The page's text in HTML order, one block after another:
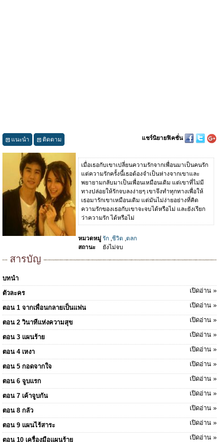
แนะนำ ติดตาม แชร์นิยายฟิคชั่น
เมื่อเธอกับเขาเปลี่ยนความรักจากเพื่อนมาเป็นคนรัก
แต่ความรักครั้งนี้เธอต้องจำเป็นห่างจากเขาและ
พยายามกลับมาเป็นเพื่อนเหมือนเดิม แต่เขาที่ไม่มี
ทางปล่อยให้รักจบลงง่ายๆ เขาจึงทำทุกทางเพื่อให้
เธอมารักเขาเหมือนเดิม แต่มันไม่ง่ายอย่างที่คิด
ความรักของเธอกับเขาจะจบได้หรือไม่ และยังเรียก
ว่าความรัก ได้หรือไม่
หมวดหมู่ รัก ,ชีวิต ,ตลก
สถานะ
ยังไม่จบ
สารบัญ
บทนำ
ตัวละคร
เปิดอ่าน »
ตอน 1 จากเพื่อนกลายเป็นแฟน เปิดอ่าน »
ตอน 2 วินาทีแห่งความสุข เปิดอ่าน »
ตอน 3 แผนร้าย เปิดอ่าน »
ตอน 4 เหงา เปิดอ่าน »
ตอน 5 กอดจากใจ เปิดอ่าน »
ตอน 6 จูบแรก เปิดอ่าน »
ตอน 7 เค้าจูบกัน เปิดอ่าน »
ตอน 8 กลัว เปิดอ่าน »
ตอน 9 แผนไร้สาระ เปิดอ่าน »
ตอน 10 เครื่องมือแผนร้าย เปิดอ่าน »